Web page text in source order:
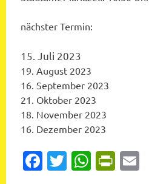
nächster Termin:
15. Juli 2023
19. August 2023
16. September 2023
21. Oktober 2023
18. November 2023
16. Dezember 2023
Facebook
Twitter